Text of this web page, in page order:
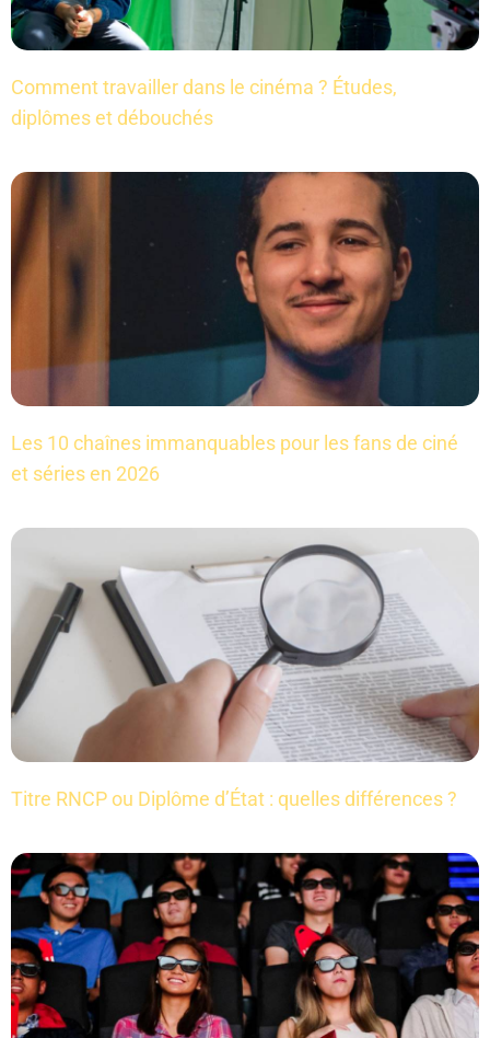
Comment travailler dans le cinéma ? Études,
diplômes et débouchés
Les 10 chaînes immanquables pour les fans de ciné
et séries en 2026
Titre RNCP ou Diplôme d’État : quelles différences ?